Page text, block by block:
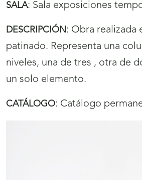
SALA: Sala exposiciones
DESCRIPCIÓN: Obra realizada
patinado. Representa una
niveles, una de tres , otra de
un solo elemento.
CATÁLOGO: Catálogo